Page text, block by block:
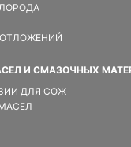
И СМАЗОЧНЫХ
ДЛЯ СОЖ